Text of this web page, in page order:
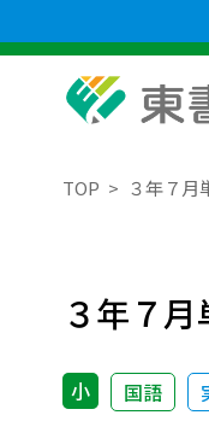
TOP ３年７月
３年７
小 国語